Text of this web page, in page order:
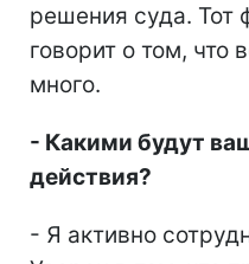
решения суда. Тот
говорит о том, что
много.
- Какими будут
действия?
- Я активно